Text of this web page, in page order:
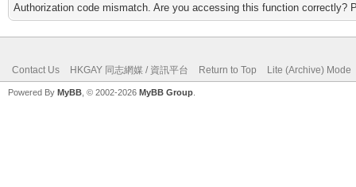
Authorization code mismatch. Are you accessing this function correctly?
Contact Us HKGAY 同志網媒 / 資訊平台 Return to Top Lite (Archive) Mode
Powered By MyBB , © 2002-2026 MyBB Group